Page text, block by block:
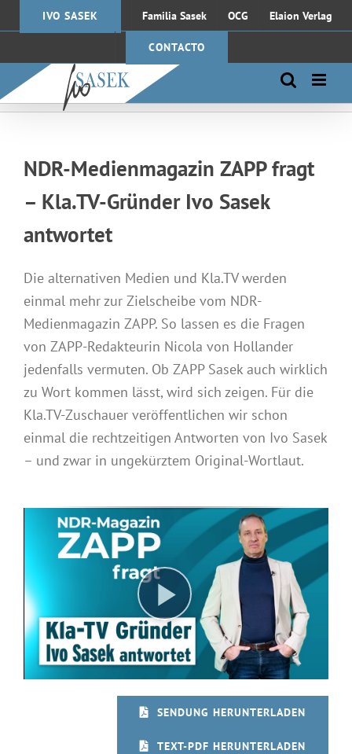
IVO SASEK Familia Sasek OCG Elaion Verlag
CONTACTO
NDR-Medienmagazin ZAPP fragt
– Kla.TV-Gründer Ivo Sasek
antwortet
Die alternativen Medien und Kla.TV werden
einmal mehr zur Zielscheibe vom NDR-
Medienmagazin ZAPP. So lassen es die Fragen
von ZAPP-Redakteurin Nicola von Hollander
jedenfalls vermuten. Ob ZAPP Sasek auch wirklich
zu Wort kommen lässt, wird sich zeigen. Für die
Kla.TV-Zuschauer veröffentlichen wir schon
einmal die rechtzeitigen Antworten von Ivo Sasek
– und zwar in ungekürztem Original-Wortlaut.
SENDUNG HERUNTERLADEN
TEXT-PDF HERUNTERLADEN